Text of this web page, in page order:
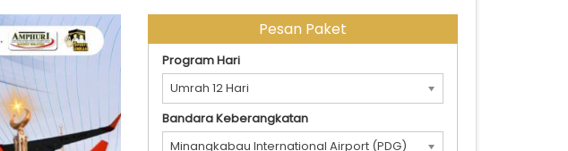
Pesan Paket
Program Hari
Umrah 12 Hari
Bandara Keberangkatan
Minangkabau International Airport (PDG)